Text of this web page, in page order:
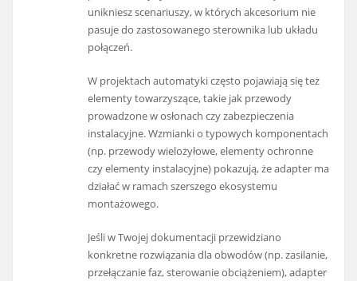
unikniesz scenariuszy, w których akcesorium nie
pasuje do zastosowanego sterownika lub układu
połączeń.
W projektach automatyki często pojawiają się też
elementy towarzyszące, takie jak przewody
prowadzone w osłonach czy zabezpieczenia
instalacyjne. Wzmianki o typowych komponentach
(np. przewody wielożyłowe, elementy ochronne
czy elementy instalacyjne) pokazują, że adapter ma
działać w ramach szerszego ekosystemu
montażowego.
Jeśli w Twojej dokumentacji przewidziano
konkretne rozwiązania dla obwodów (np. zasilanie,
przełączanie faz, sterowanie obciążeniem), adapter